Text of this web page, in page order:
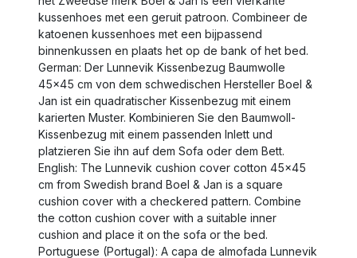
kussenhoes met een geruit patroon. Combineer de
katoenen kussenhoes met een bijpassend
binnenkussen en plaats het op de bank of het bed.
German: Der Lunnevik Kissenbezug Baumwolle
45x45 cm von dem schwedischen Hersteller Boel &
Jan ist ein quadratischer Kissenbezug mit einem
karierten Muster. Kombinieren Sie den Baumwoll-
Kissenbezug mit einem passenden Inlett und
platzieren Sie ihn auf dem Sofa oder dem Bett.
English: The Lunnevik cushion cover cotton 45x45
cm from Swedish brand Boel & Jan is a square
cushion cover with a checkered pattern. Combine
the cotton cushion cover with a suitable inner
cushion and place it on the sofa or the bed.
Portuguese (Portugal): A capa de almofada Lunnevik